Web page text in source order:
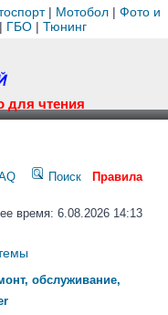
| Мотобол | Фото и
| ГБО| Тюнинг
для чтения
Поиск Правила
время: 6.08.2026 14:13
обслуживание,